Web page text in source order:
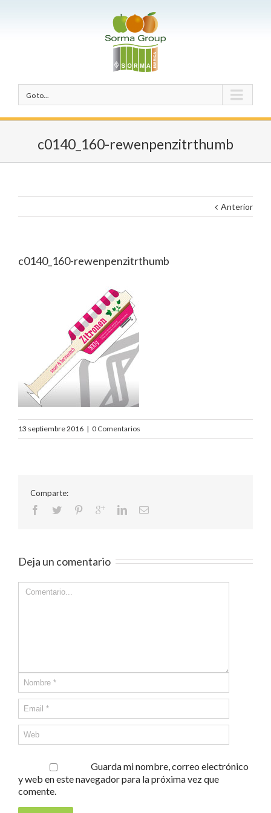
Go to...
c0140_160-rewenpenzitrthumb
Anterior
c0140_160-rewenpenzitrthumb
13 septiembre 2016 | 0 Comentarios
Comparte:
Deja un comentario
Guarda mi nombre, correo electrónico
y web en este navegador para la próxima vez que
comente.